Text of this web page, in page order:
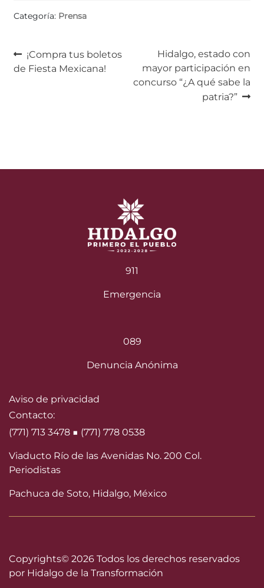
Categoría: Prensa
Navegación
de
Anterior:
¡Compra tus boletos
de Fiesta Mexicana!
Siguiente:
Hidalgo, estado con
mayor participación en
concurso “¿A qué sabe la
patria?”
911
Emergencia
089
Denuncia Anónima
Aviso de privacidad
Contacto:
(771) 713 3478 ■ (771) 778 0538
Viaducto Río de las Avenidas No. 200 Col.
Periodistas
Pachuca de Soto, Hidalgo, México
Copyrights© 2026 Todos los derechos reservados
por Hidalgo de la Transformación